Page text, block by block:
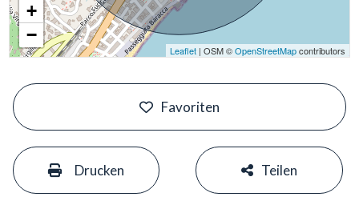
+
−
Leaflet| OSM ©OpenStreetMapcontributors
Favoriten
Drucken Teilen